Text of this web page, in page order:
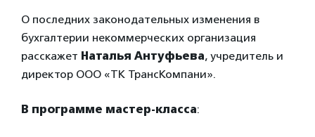
О последних законодательных изменения в
бухгалтерии некоммерческих организация
расскажет Наталья Антуфьева, учредитель и
директор ООО «ТК ТрансКомпани».
В программе мастер-класса: